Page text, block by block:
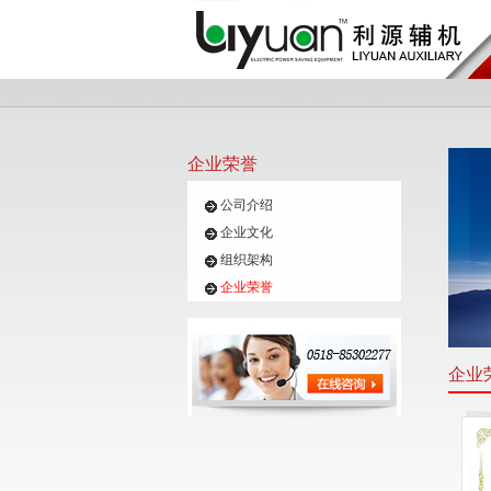
企业荣誉
公司介绍
企业文化
组织架构
企业荣誉
企业